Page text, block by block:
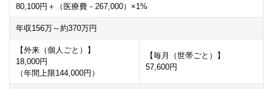
80,100円＋（医療費－ 267,000）×1%
年収 156万～約370万円
【外来（個人ごと）】
18,000円
（年間上限144,000円）
【毎月（世帯ごと）】
57,600円